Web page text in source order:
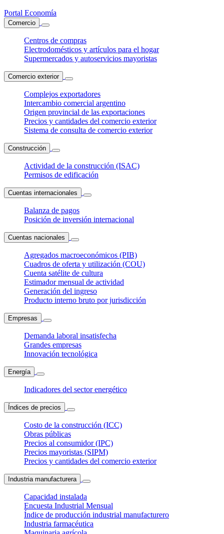
Portal Economía
Comercio
Centros de compras
Electrodomésticos y artículos para el hogar
Supermercados y autoservicios mayoristas
Comercio exterior
Complejos exportadores
Intercambio comercial argentino
Origen provincial de las exportaciones
Precios y cantidades del comercio exterior
Sistema de consulta de comercio exterior
Construcción
Actividad de la construcción (ISAC)
Permisos de edificación
Cuentas internacionales
Balanza de pagos
Posición de inversión internacional
Cuentas nacionales
Agregados macroeconómicos (PIB)
Cuadros de oferta y utilización (COU)
Cuenta satélite de cultura
Estimador mensual de actividad
Generación del ingreso
Producto interno bruto por jurisdicción
Empresas
Demanda laboral insatisfecha
Grandes empresas
Innovación tecnológica
Energía
Indicadores del sector energético
Índices de precios
Costo de la construcción (ICC)
Obras públicas
Precios al consumidor (IPC)
Precios mayoristas (SIPM)
Precios y cantidades del comercio exterior
Industria manufacturera
Capacidad instalada
Encuesta Industrial Mensual
Índice de producción industrial manufacturero
Industria farmacéutica